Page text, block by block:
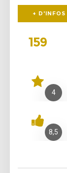
+ D'INFOS
159
4
8,5